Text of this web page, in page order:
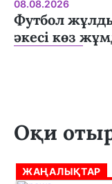
08.08.2026
Футбол
әкесі көз
Оқи
ЖАҢАЛЫҚТАР